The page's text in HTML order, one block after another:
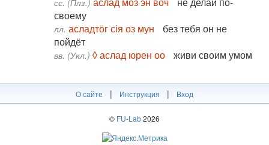
сс. (Плз.)
своему
лл. асладтӧг сія оз мун
без тебя он не
пойдёт
вв. (Укл.) ◊ аслад юрен оо живи своим умом
О сайте | Инструкция | Вход
© FU-Lab2026